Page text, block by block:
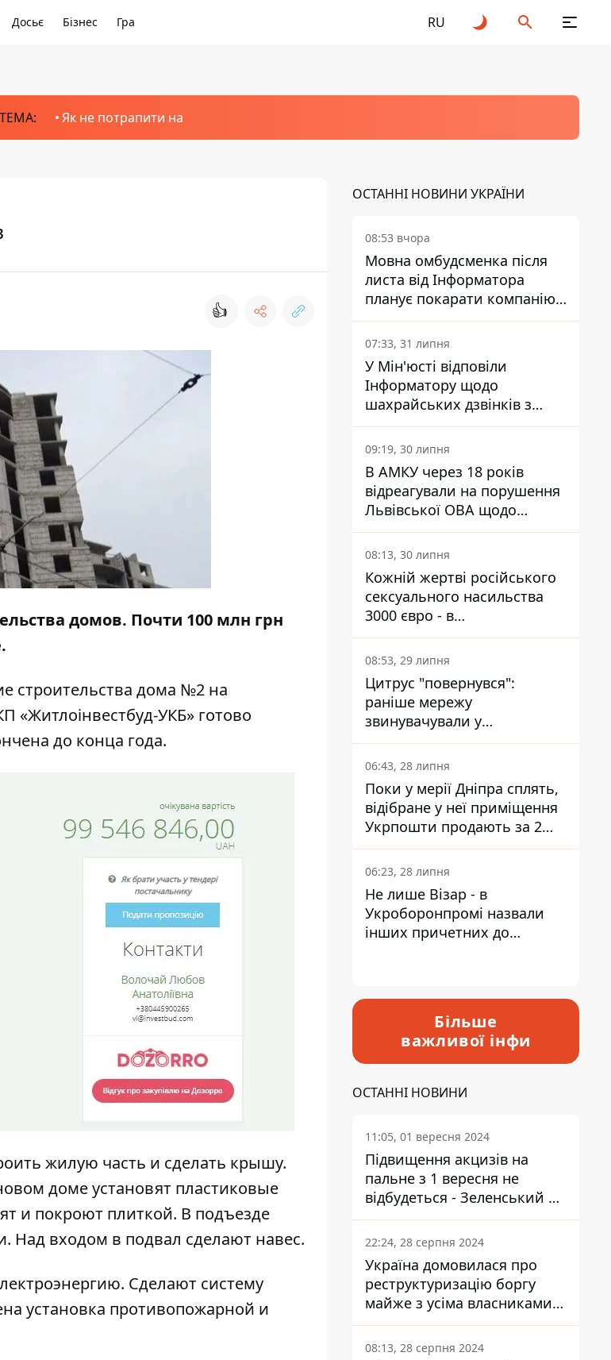
Досьє Бізнес Гра RU
Як не потрапити на
👍
домов. Почти 100 млн грн
строительства дома №2 на
«Житлоінвестбуд-УКБ» готово
до конца года.
жилую часть и сделать крышу.
доме установят пластиковые
и покроют плиткой. В подъезде
Над входом в подвал сделают навес.
Сделают систему
установка противопожарной и
ОСТАННІ НОВИНИ УКРАЇНИ
08:53 вчора
Мовна омбудсменка після
листа від Інформатора
планує покарати компанію-
підрядника ПриватБанку
07:33, 31 липня
У Мін'юсті відповіли
Інформатору щодо
шахрайських дзвінків з
камери Сумського СІЗО так,
що ніхто нічого не зрозумів
09:19, 30 липня
В АМКУ через 18 років
відреагували на порушення
Львівської ОВА щодо
харчування у закладах
освіти
08:13, 30 липня
Кожній жертві російського
сексуального насильства
3000 євро - в
Мінсоцполітики пояснили
Інформатору, звідки на це
гроші
08:53, 29 липня
Цитрус "повернувся":
раніше мережу
звинувачували у
контрабанді техніки та
ухиленні від сплати
податків
06:43, 28 липня
Поки у мерії Дніпра сплять,
відібране у неї приміщення
Укрпошти продають за 2
мільйони
06:23, 28 липня
Не лише Візар - в
Укроборонпромі назвали
інших причетних до
Більше
важливої інфи
ОСТАННІ НОВИНИ
11:05, 01 вересня 2024
Підвищення акцизів на
пальне з 1 вересня не
відбудеться - Зеленський не
підписав закон
22:24, 28 серпня 2024
Україна домовилася про
реструктуризацію боргу
майже з усіма власниками
єврооблігацій: що це
означає для країни
08:13, 28 серпня 2024